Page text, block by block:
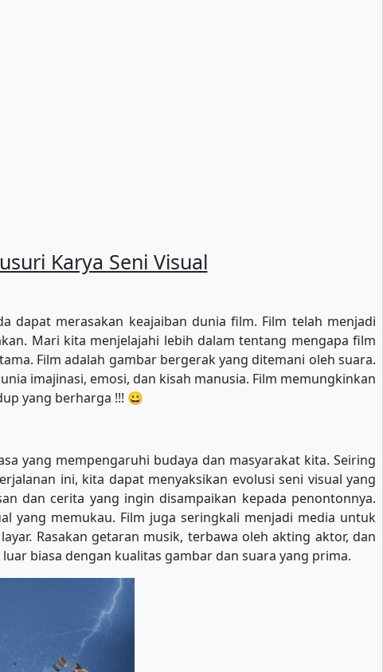
Karya Seni Visual
dapat merasakan keajaiban dunia film. Film telah menjadi
Mari kita menjelajahi lebih dalam tentang mengapa film
Film adalah gambar bergerak yang ditemani oleh suara.
imajinasi, emosi, dan kisah manusia. Film memungkinkan
yang berharga !!! 😀
yang mempengaruhi budaya dan masyarakat kita. Seiring
ini, kita dapat menyaksikan evolusi seni visual yang
dan cerita yang ingin disampaikan kepada penontonnya.
yang memukau. Film juga seringkali menjadi media untuk
Rasakan getaran musik, terbawa oleh akting aktor, dan
biasa dengan kualitas gambar dan suara yang prima.